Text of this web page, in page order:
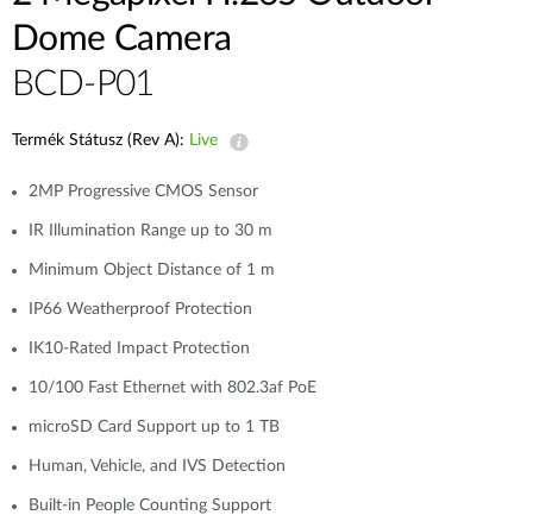
Dome Camera
BCD-P01
Termék Státusz (Rev A): Live
2MP Progressive CMOS Sensor
IR Illumination Range up to 30 m
Minimum Object Distance of 1 m
IP66 Weatherproof Protection
IK10-Rated Impact Protection
10/100 Fast Ethernet with 802.3af PoE
microSD Card Support up to 1 TB
Human, Vehicle, and IVS Detection
Built-in People Counting Support